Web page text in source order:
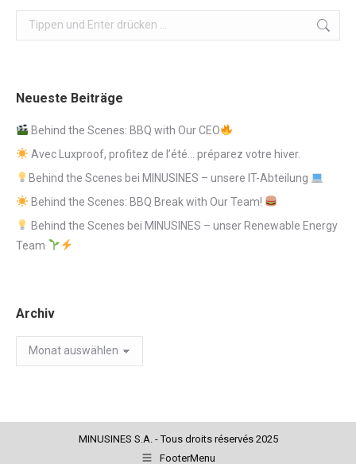
Search:
Neueste Beiträge
Behind the Scenes: BBQ with Our CEO
Avec Luxproof, profitez de l’été… préparez votre hiver.
Behind the Scenes bei MINUSINES – unsere IT-Abteilung
Behind the Scenes: BBQ Break with Our Team!
Behind the Scenes bei MINUSINES – unser Renewable Energy
Team
Archiv
Archiv
MINUSINES S.A. - Tous droits réservés 2025
FooterMenu